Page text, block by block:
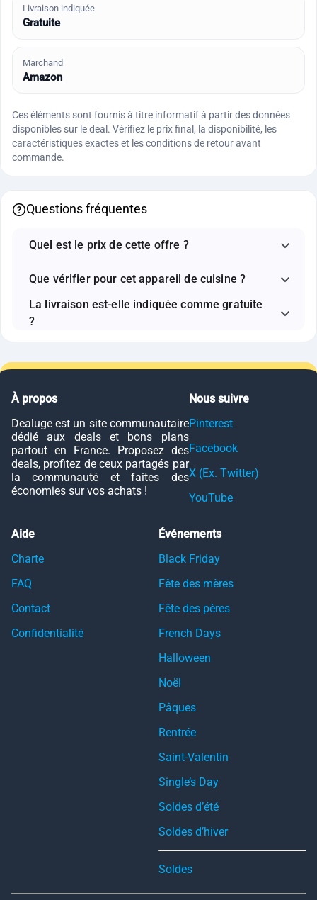
Livraison indiquée
Gratuite
Marchand
Amazon
Ces éléments sont fournis à titre informatif à partir des données
disponibles sur le deal. Vérifiez le prix final, la disponibilité, les
caractéristiques exactes et les conditions de retour avant
commande.
Questions fréquentes
Quel est le prix de cette offre ?
Que vérifier pour cet appareil de cuisine ?
La livraison est-elle indiquée comme gratuite
?
À propos
Dealuge est un site communautaire
dédié aux deals et bons plans
partout en France. Proposez des
deals, profitez de ceux partagés par
la communauté et faites des
économies sur vos achats !
Nous suivre
Pinterest
Facebook
X (Ex. Twitter)
YouTube
Aide
Charte
FAQ
Contact
Confidentialité
Événements
Black Friday
Fête des mères
Fête des pères
French Days
Halloween
Noël
Pâques
Rentrée
Saint-Valentin
Single’s Day
Soldes d’été
Soldes d’hiver
Soldes